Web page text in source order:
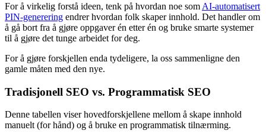
For å virkelig forstå ideen, tenk på hvordan noe som AI-automatisert
PIN-generering endrer hvordan folk skaper innhold. Det handler om
å gå bort fra å gjøre oppgaver én etter én og bruke smarte systemer
til å gjøre det tunge arbeidet for deg.
For å gjøre forskjellen enda tydeligere, la oss sammenligne den
gamle måten med den nye.
Tradisjonell SEO vs. Programmatisk SEO
Denne tabellen viser hovedforskjellene mellom å skape innhold
manuelt (for hånd) og å bruke en programmatisk tilnærming.